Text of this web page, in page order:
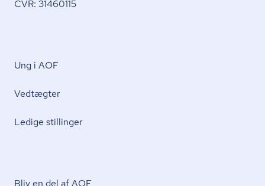
CVR: 31460115
Ung i AOF
Vedtægter
Ledige stillinger
Bliv en del af AOF